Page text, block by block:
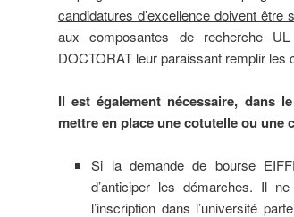
candidatures d’excellence doivent
aux composantes de recherche
DOCTORAT leur paraissant remplir les
Il est également nécessaire, dans
mettre en place une cotutelle ou une
Si la demande de bourse
d’anticiper les démarches. Il
l’inscription dans l’université